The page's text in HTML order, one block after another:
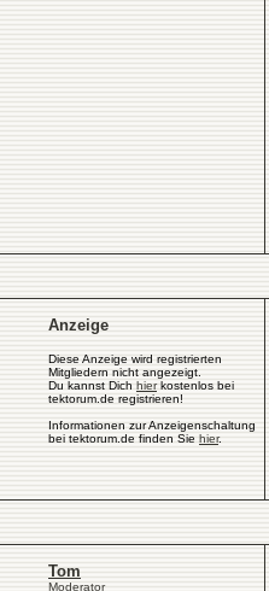
Anzeige
Diese Anzeige wird registrierten
Mitgliedern nicht angezeigt.
Du kannst Dich hierkostenlos bei
tektorum.de registrieren!
Informationen zur Anzeigenschaltung
bei tektorum.de finden Sie hier.
Tom
Moderator